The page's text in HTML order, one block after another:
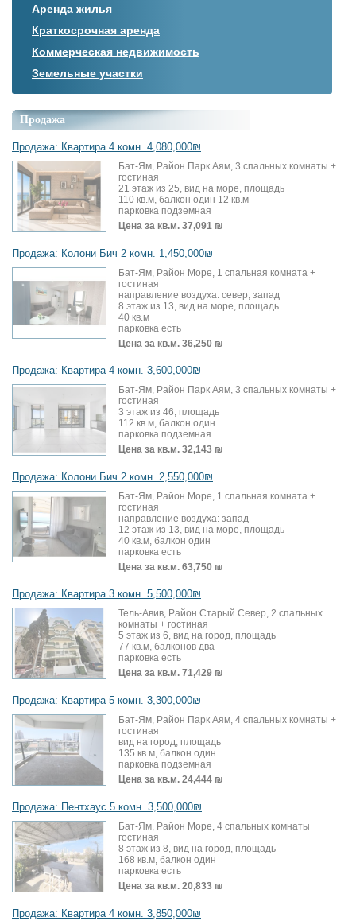
Аренда жилья
Краткосрочная аренда
Коммерческая недвижимость
Земельные участки
Продажа
Продажа: Квартира 4 комн. 4,080,000₪
Бат-Ям, Район Парк Аям, 3 спальных комнаты +
гостиная
21 этаж из 25, вид на море, площадь
110 кв.м, балкон один 12 кв.м
парковка подземная
Цена за кв.м. 37,091 ₪
Продажа: Колони Бич 2 комн. 1,450,000₪
Бат-Ям, Район Море, 1 спальная комната +
гостиная
направление воздуха: север, запад
8 этаж из 13, вид на море, площадь
40 кв.м
парковка есть
Цена за кв.м. 36,250 ₪
Продажа: Квартира 4 комн. 3,600,000₪
Бат-Ям, Район Парк Аям, 3 спальных комнаты +
гостиная
3 этаж из 46, площадь
112 кв.м, балкон один
парковка подземная
Цена за кв.м. 32,143 ₪
Продажа: Колони Бич 2 комн. 2,550,000₪
Бат-Ям, Район Море, 1 спальная комната +
гостиная
направление воздуха: запад
12 этаж из 13, вид на море, площадь
40 кв.м, балкон один
парковка есть
Цена за кв.м. 63,750 ₪
Продажа: Квартира 3 комн. 5,500,000₪
Тель-Авив, Район Старый Север, 2 спальных
комнаты + гостиная
5 этаж из 6, вид на город, площадь
77 кв.м, балконов два
парковка есть
Цена за кв.м. 71,429 ₪
Продажа: Квартира 5 комн. 3,300,000₪
Бат-Ям, Район Парк Аям, 4 спальных комнаты +
гостиная
вид на город, площадь
135 кв.м, балкон один
парковка подземная
Цена за кв.м. 24,444 ₪
Продажа: Пентхаус 5 комн. 3,500,000₪
Бат-Ям, Район Море, 4 спальных комнаты +
гостиная
8 этаж из 8, вид на город, площадь
168 кв.м, балкон один
парковка есть
Цена за кв.м. 20,833 ₪
Продажа: Квартира 4 комн. 3,850,000₪